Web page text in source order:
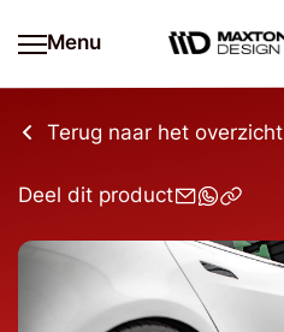
Menu
Terug naar het overzicht
Deel dit product